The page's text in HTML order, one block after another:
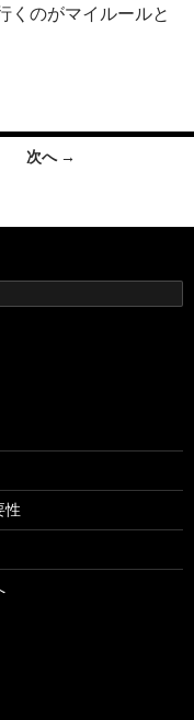
くのがマイルールと
次へ →
性